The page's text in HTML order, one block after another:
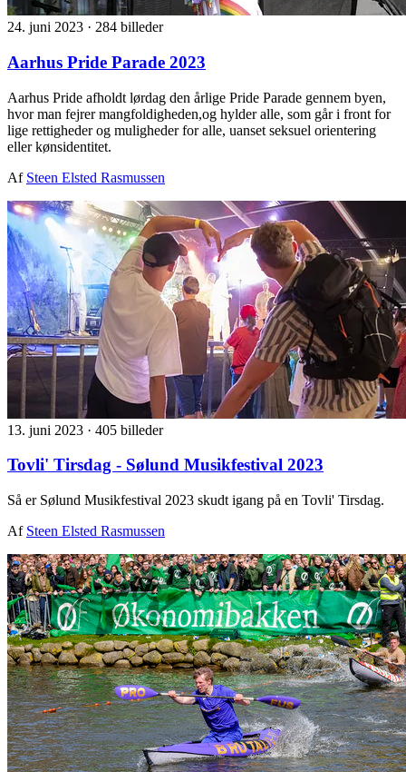
24. juni 2023 · 284 billeder
Aarhus Pride Parade 2023
Aarhus Pride afholdt lørdag den årlige Pride Parade gennem byen,
hvor man fejrer mangfoldigheden,og hylder alle, som går i front for
lige rettigheder og muligheder for alle, uanset seksuel orientering
eller kønsidentitet.
Af Steen Elsted Rasmussen
13. juni 2023 · 405 billeder
Tovli' Tirsdag - Sølund Musikfestival 2023
Så er Sølund Musikfestival 2023 skudt igang på en Tovli' Tirsdag.
Af Steen Elsted Rasmussen